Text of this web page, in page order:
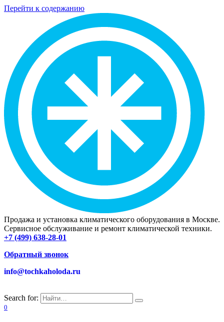
Перейти к содержанию
Продажа и установка климатического оборудования в Москве.
Сервисное обслуживание и ремонт климатической техники.
+7 (499) 638-28-01
Обратный звонок
info@tochkaholoda.ru
Search for:
0